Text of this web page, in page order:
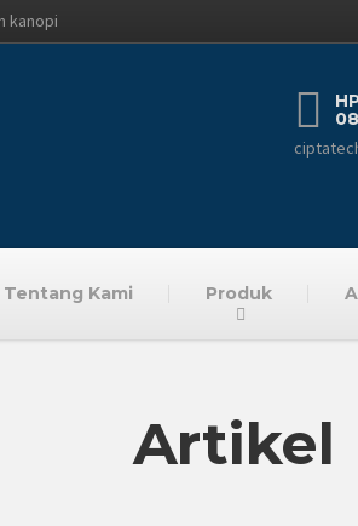
kanopi
Tentang Kami Produk
Artikel